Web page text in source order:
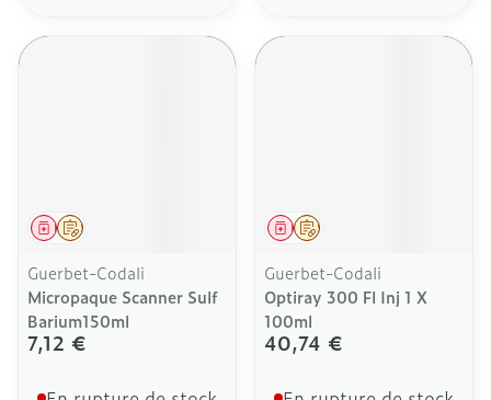
Sur prescription
Médicament
Guerbet-Codali
Micropaque Scanner Sulf
Barium150ml
7,12 €
Sur prescription
Médicament
Guerbet-Codali
Optiray 300 Fl Inj 1 X
100ml
40,74 €